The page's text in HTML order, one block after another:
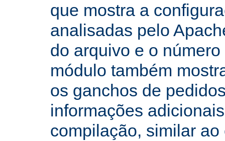
que mostra a
analisadas pelo
do arquivo e o
módulo também
os ganchos de
informações
compilação, similar